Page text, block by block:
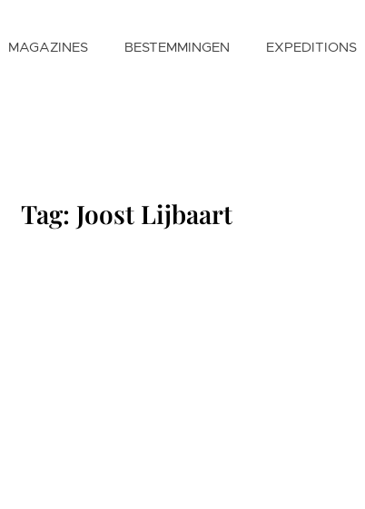
MAGAZINES BESTEMMINGEN EXPEDITIONS
Tag: Joost Lijbaart